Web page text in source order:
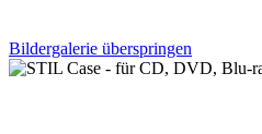
Bildergalerie überspringen